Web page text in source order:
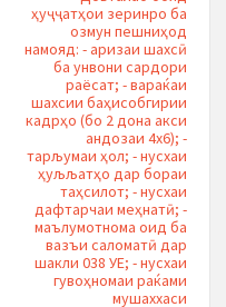
ҳуҷҷатҳои зеринро ба
озмун пешниҳод
намояд: - аризаи шахсӣ
ба унвони сардори
раёсат; - вараќаи
шахсии баҳисобгирии
кадрҳо (бо 2 дона акси
андозаи 4х6); -
тарљумаи ҳол; - нусхаи
ҳуљљатҳо дар бораи
таҳсилот; - нусхаи
дафтарчаи меҳнатӣ; -
маълумотнома оид ба
вазъи саломатӣ дар
шакли 038 УЕ; - нусхаи
гувоҳномаи раќами
мушаххаси